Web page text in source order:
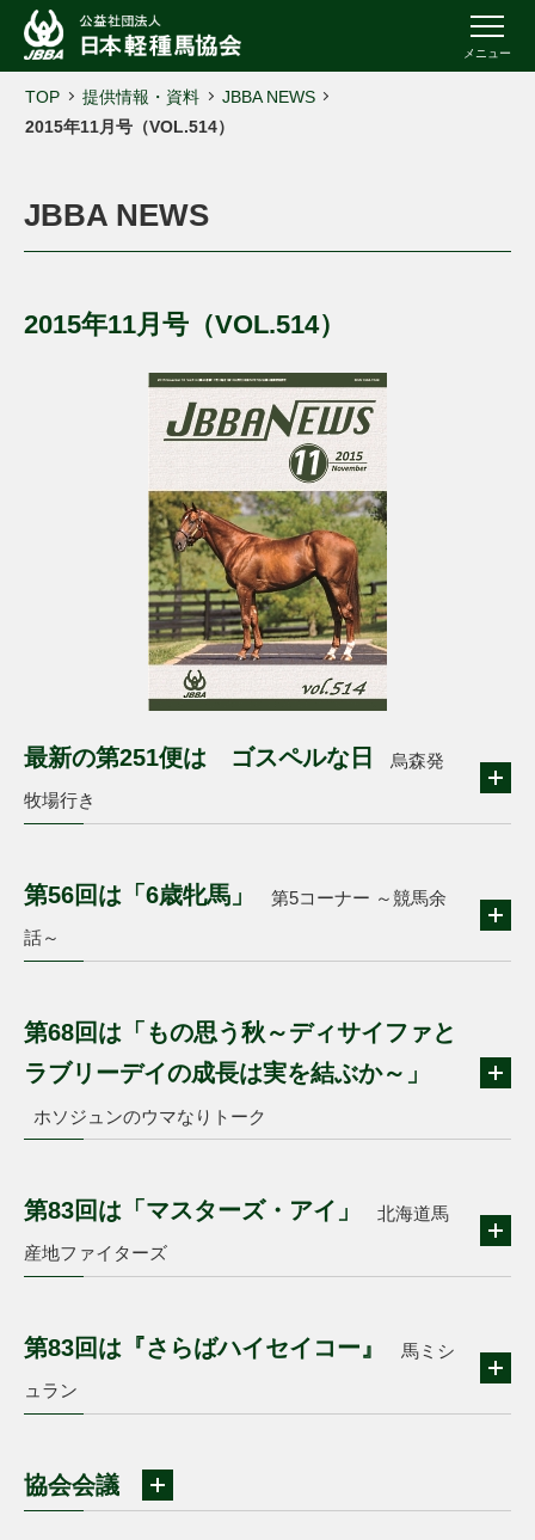
メニュー
TOP 提供情報・資料
JBBA NEWS
2015年11月号（VOL.514）
JBBA NEWS
2015年11月号（VOL.514）
最新の第251便は ゴスペルな日
烏森発
牧場行き
第56回は「6歳牝馬」
第5コーナー ～競馬余
話～
第68回は「もの思う秋～ディサイファと
ラブリーデイの成長は実を結ぶか～」
ホソジュンのウマなりトーク
第83回は「マスターズ・アイ」
北海道馬
産地ファイターズ
第83回は『さらばハイセイコー』
馬ミシ
ュラン
協会会議